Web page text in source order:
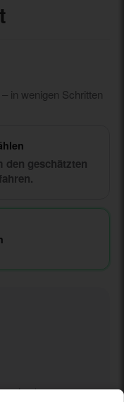
in wenigen Schritten
den geschätzten